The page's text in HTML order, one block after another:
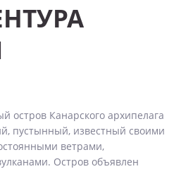
остров Канарского архипелага
пустынный, известный своими
ветрами,
Остров объявлен